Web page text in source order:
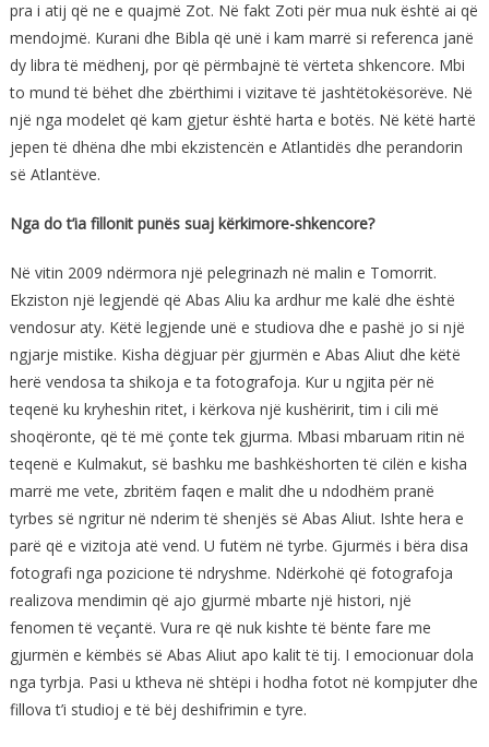
pra i atij që ne e quajmë Zot. Në fakt Zoti për mua nuk është ai që
mendojmë. Kurani dhe Bibla që unë i kam marrë si referenca janë
dy libra të mëdhenj, por që përmbajnë të vërteta shkencore. Mbi
to mund të bëhet dhe zbërthimi i vizitave të jashtëtokësorëve. Në
një nga modelet që kam gjetur është harta e botës. Në këtë hartë
jepen të dhëna dhe mbi ekzistencën e Atlantidës dhe perandorin
së Atlantëve.
Nga do t’ia fillonit punës suaj kërkimore-shkencore?
Në vitin 2009 ndërmora një pelegrinazh në malin e Tomorrit.
Ekziston një legjendë që Abas Aliu ka ardhur me kalë dhe është
vendosur aty. Këtë legjende unë e studiova dhe e pashë jo si një
ngjarje mistike. Kisha dëgjuar për gjurmën e Abas Aliut dhe këtë
herë vendosa ta shikoja e ta fotografoja. Kur u ngjita për në
teqenë ku kryheshin ritet, i kërkova një kushëririt, tim i cili më
shoqëronte, që të më çonte tek gjurma. Mbasi mbaruam ritin në
teqenë e Kulmakut, së bashku me bashkëshorten të cilën e kisha
marrë me vete, zbritëm faqen e malit dhe u ndodhëm pranë
tyrbes së ngritur në nderim të shenjës së Abas Aliut. Ishte hera e
parë që e vizitoja atë vend. U futëm në tyrbe. Gjurmës i bëra disa
fotografi nga pozicione të ndryshme. Ndërkohë që fotografoja
realizova mendimin që ajo gjurmë mbarte një histori, një
fenomen të veçantë. Vura re që nuk kishte të bënte fare me
gjurmën e këmbës së Abas Aliut apo kalit të tij. I emocionuar dola
nga tyrbja. Pasi u ktheva në shtëpi i hodha fotot në kompjuter dhe
fillova t’i studioj e të bëj deshifrimin e tyre.